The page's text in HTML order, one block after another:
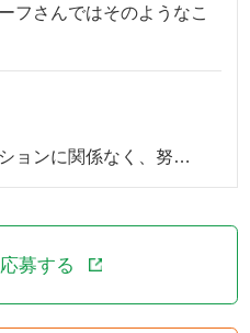
フさんではそのようなこ
ョンに関係なく、努…
募する